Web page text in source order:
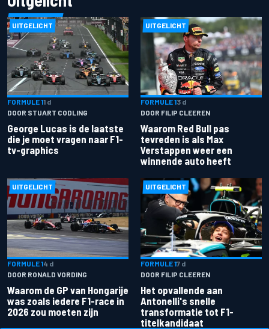
UITGELICHT
FORMULE 11 d
DOOR STUART CODLING
George Lucas is de laatste
die je moet vragen naar F1-
tv-graphics
UITGELICHT
FORMULE 13 d
DOOR FILIP CLEEREN
Waarom Red Bull pas
tevreden is als Max
Verstappen weer een
winnende auto heeft
UITGELICHT
FORMULE 14 d
DOOR RONALD VORDING
Waarom de GP van Hongarije
was zoals iedere F1-race in
2026 zou moeten zijn
UITGELICHT
FORMULE 17 d
DOOR FILIP CLEEREN
Het opvallende aan
Antonelli's snelle
transformatie tot F1-
titelkandidaat